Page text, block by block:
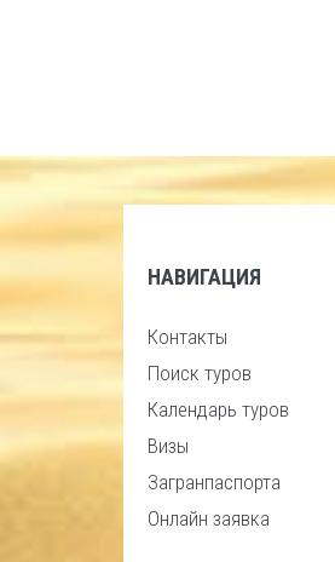
НАВИГАЦИЯ
Контакты
Поиск туров
Календарь туров
Визы
Загранпаспорта
Онлайн заявка